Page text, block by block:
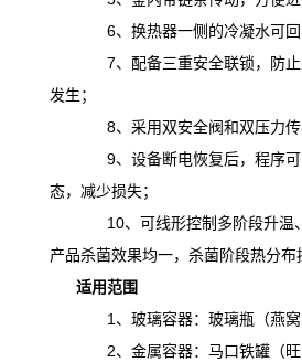
6、换热器一侧的冷凝水可回
7、配备三重安全联锁，防止
发生；
8、采用双安全阀和双压力传
9、设备断电恢复后，程序可
态，减少损失；
10、可线形控制多阶段升温、
产品杀菌效果均一，杀菌阶段热分布
适用范围
1、玻璃容器：玻璃瓶（燕窝
2、金属容器：马口铁罐（旺